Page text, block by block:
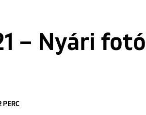
– Nyári
PERC